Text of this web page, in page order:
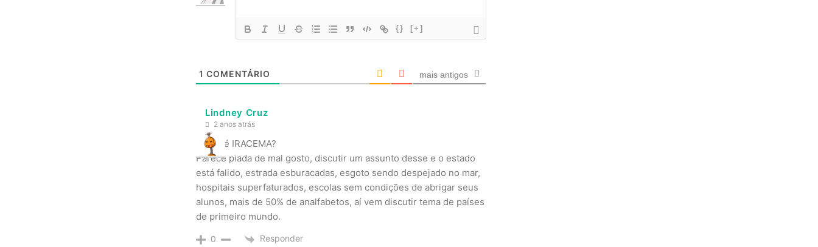
{} [+]
1 COMENTÁRIO mais antigos
Lindney Cruz
2 anos atrás
Quem é IRACEMA?
Parece piada de mal gosto, discutir um assunto desse e o estado
está falido, estrada esburacadas, esgoto sendo despejado no mar,
hospitais superfaturados, escolas sem condições de abrigar seus
alunos, mais de 50% de analfabetos, aí vem discutir tema de países
de primeiro mundo.
0 Responder